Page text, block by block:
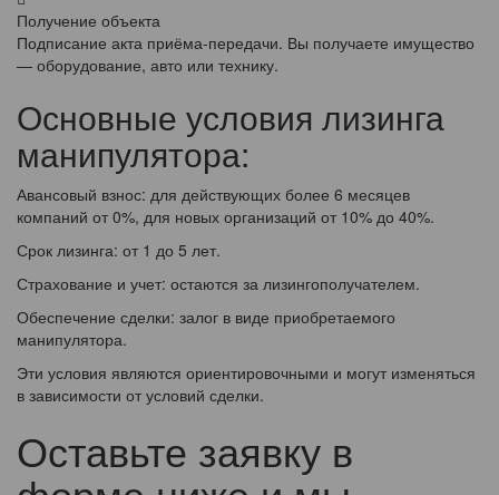
Получение объекта
Подписание акта приёма-передачи. Вы получаете имущество
— оборудование, авто или технику.
Основные условия лизинга
манипулятора:
Авансовый взнос: для действующих более 6 месяцев
компаний от 0%, для новых организаций от 10% до 40%.
Срок лизинга: от 1 до 5 лет.
Страхование и учет: остаются за лизингополучателем.
Обеспечение сделки: залог в виде приобретаемого
манипулятора.
Эти условия являются ориентировочными и могут изменяться
в зависимости от условий сделки.
Оставьте заявку в